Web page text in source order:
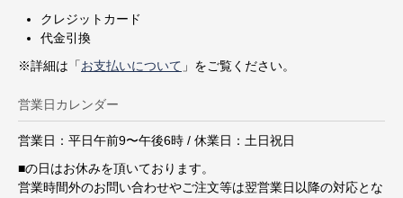
クレジットカード
代金引換
※詳細は「お支払いについて 」をご覧ください。
営業日カレンダー
営業日：平日午前9〜午後6時 / 休業日：土日祝日
■の日はお休みを頂いております。
営業時間外のお問い合わせやご注文等は翌営業日以降の対応とな